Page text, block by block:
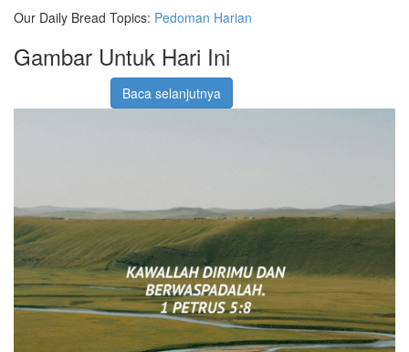
Our Daily Bread Topics: Pedoman Harian
Gambar Untuk Hari Ini
Baca selanjutnya